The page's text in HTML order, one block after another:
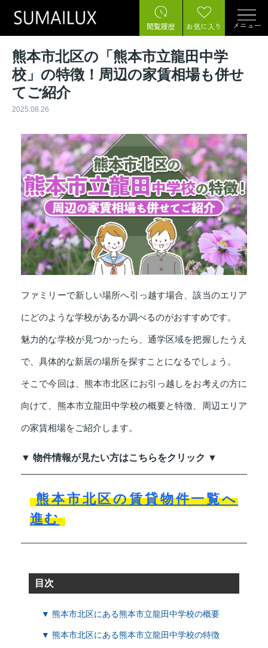
閲覧履歴 お気に入り メニュー
熊本市北区の「熊本市立龍田中学
校」の特徴！周辺の家賃相場も併せ
てご紹介
2025.08.26
ファミリーで新しい場所へ引っ越す場合、該当のエリア
にどのような学校があるか調べるのがおすすめです。
魅力的な学校が見つかったら、通学区域を把握したうえ
で、具体的な新居の場所を探すことになるでしょう。
そこで今回は、熊本市北区にお引っ越しをお考えの方に
向けて、熊本市立龍田中学校の概要と特徴、周辺エリア
の家賃相場をご紹介します。
▼ 物件情報が見たい方はこちらをクリック ▼
熊本市北区の賃貸物件一覧へ
進む
目次
▼ 熊本市北区にある熊本市立龍田中学校の概要
▼ 熊本市北区にある熊本市立龍田中学校の特徴